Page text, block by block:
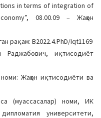
in terms of integration of
08.00.09 – Жаҳон
рақам: В2022.4.PhD/Iqt1169
Раджабович, иқтисодиёт
Жаҳон иқтисодиёти ва
(муассасалар) номи, ИК
университети,